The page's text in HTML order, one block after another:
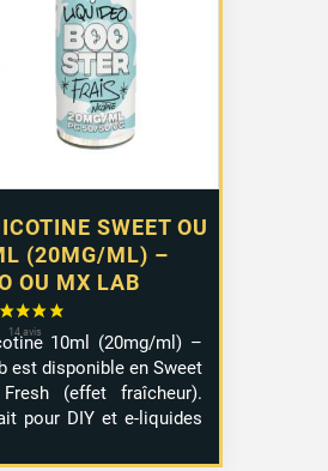
SWEET OU
(20MG/ML) –
OU MX LAB
1,29 €
10,99 €
10ml (20mg/ml) –
est disponible en Sweet
(effet fraîcheur).
pour DIY et e-liquides